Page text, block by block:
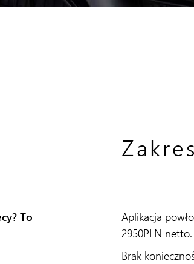
To
Aplikacja
2950PLN netto.
Brak